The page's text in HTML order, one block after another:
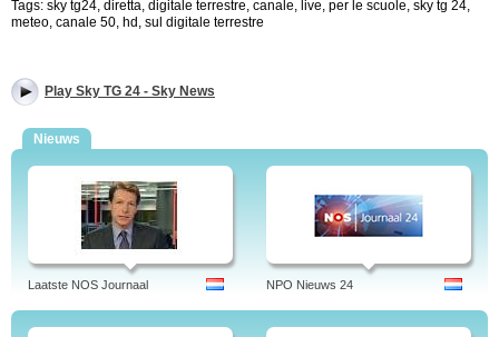
Tags: sky tg24, diretta, digitale terrestre, canale, live, per le scuole, sky tg 24,
meteo, canale 50, hd, sul digitale terrestre
Play Sky TG 24 - Sky News
Nieuws
Laatste NOS Journaal NPO Nieuws 24